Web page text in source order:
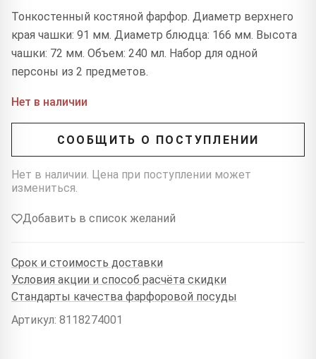
Тонкостенный костяной фарфор. Диаметр верхнего
края чашки: 91 мм. Диаметр блюдца: 166 мм. Высота
чашки: 72 мм. Объем: 240 мл. Набор для одной
персоны из 2 предметов.
Нет в наличии
СООБЩИТЬ О ПОСТУПЛЕНИИ
Нет в наличии. Цена при поступлении может
измениться.
Добавить в список желаний
Срок и стоимость доставки
Условия акции и способ расчёта скидки
Стандарты качества фарфоровой посуды
Артикул: 8118274001